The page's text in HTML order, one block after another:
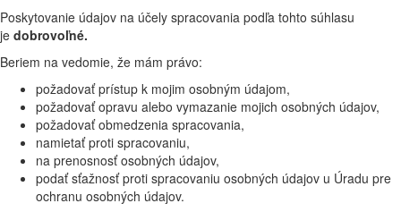
Poskytovanie údajov na účely spracovania podľa tohto súhlasu
je dobrovoľné.
Beriem na vedomie, že mám právo:
požadovať prístup k mojim osobným údajom,
požadovať opravu alebo vymazanie mojich osobných údajov,
požadovať obmedzenia spracovania,
namietať proti spracovaniu,
na prenosnosť osobných údajov,
podať sťažnosť proti spracovaniu osobných údajov u Úradu pre
ochranu osobných údajov.